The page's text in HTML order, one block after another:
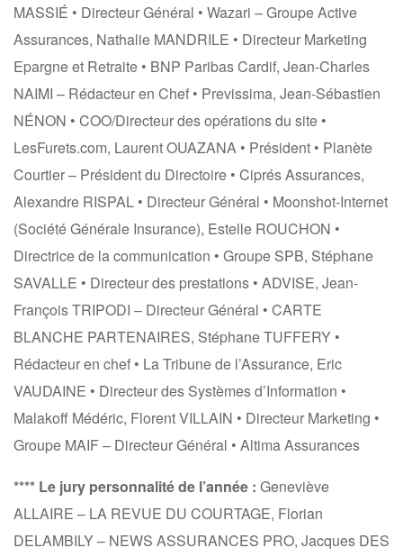
MASSIÉ • Directeur Général • Wazari – Groupe Active
Assurances, Nathalie MANDRILE • Directeur Marketing
Epargne et Retraite • BNP Paribas Cardif, Jean-Charles
NAIMI – Rédacteur en Chef • Previssima, Jean-Sébastien
NÉNON • COO/Directeur des opérations du site •
LesFurets.com, Laurent OUAZANA • Président • Planète
Courtier – Président du Directoire • Ciprés Assurances,
Alexandre RISPAL • Directeur Général • Moonshot-Internet
(Société Générale Insurance), Estelle ROUCHON •
Directrice de la communication • Groupe SPB, Stéphane
SAVALLE • Directeur des prestations • ADVISE, Jean-
François TRIPODI – Directeur Général • CARTE
BLANCHE PARTENAIRES, Stéphane TUFFERY •
Rédacteur en chef • La Tribune de l’Assurance, Eric
VAUDAINE • Directeur des Systèmes d’Information •
Malakoff Médéric, Florent VILLAIN • Directeur Marketing •
Groupe MAIF – Directeur Général • Altima Assurances
**** Le jury personnalité de l’année : Geneviève
ALLAIRE – LA REVUE DU COURTAGE, Florian
DELAMBILY – NEWS ASSURANCES PRO, Jacques DES